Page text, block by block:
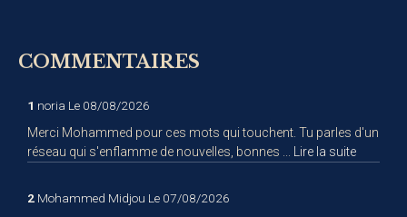
COMMENTAIRES
1 noria Le 08/08/2026
Merci Mohammed pour ces mots qui touchent. Tu parles d'un
réseau qui s'enflamme de nouvelles, bonnes ... Lire la suite
2 Mohammed Midjou Le 07/08/2026